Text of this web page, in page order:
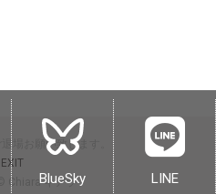
BlueSky LINE
場お願い致します。
EXIT
Chiara キアラ